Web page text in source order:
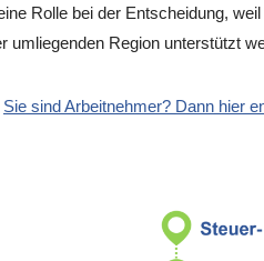
Rolle bei der Entscheidung,
Region unterstützt
Sie sind Arbeitnehmer? Dann hier